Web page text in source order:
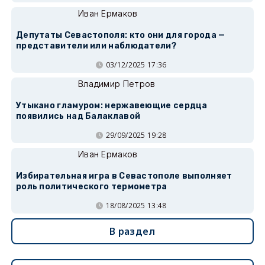
Иван Ермаков
Депутаты Севастополя: кто они для города —
представители или наблюдатели?
03/12/2025 17:36
Владимир Петров
Утыкано гламуром: нержавеющие сердца
появились над Балаклавой
29/09/2025 19:28
Иван Ермаков
Избирательная игра в Севастополе выполняет
роль политического термометра
18/08/2025 13:48
В раздел